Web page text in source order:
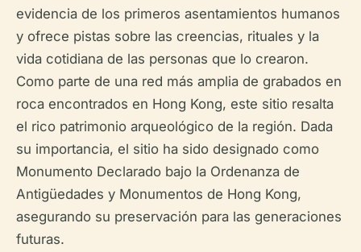
evidencia de los primeros asentamientos humanos
y ofrece pistas sobre las creencias, rituales y la
vida cotidiana de las personas que lo crearon.
Como parte de una red más amplia de grabados en
roca encontrados en Hong Kong, este sitio resalta
el rico patrimonio arqueológico de la región. Dada
su importancia, el sitio ha sido designado como
Monumento Declarado bajo la Ordenanza de
Antigüedades y Monumentos de Hong Kong,
asegurando su preservación para las generaciones
futuras.